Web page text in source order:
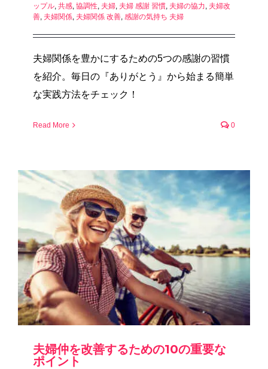
ップル 共感 協調性 夫婦 夫婦 感謝 習慣 夫婦の協力 夫婦改
善 夫婦関係 夫婦関係 改善 感謝の気持ち 夫婦
夫婦関係を豊かにするための5つの感謝の習慣
を紹介。毎日の『ありがとう』から始まる簡単
な実践方法をチェック！
Read More 0
夫婦仲を改善するための10の重要な
ポイント